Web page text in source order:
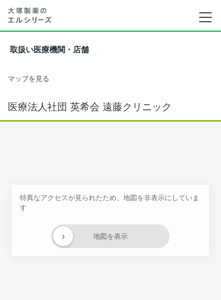
取扱い医療機関・店舗
マップを見る
医療法人社団 英希会 遠藤クリニック
特異なアクセスが見られたため、地図を非表示にしていま
す
地図を表示
›